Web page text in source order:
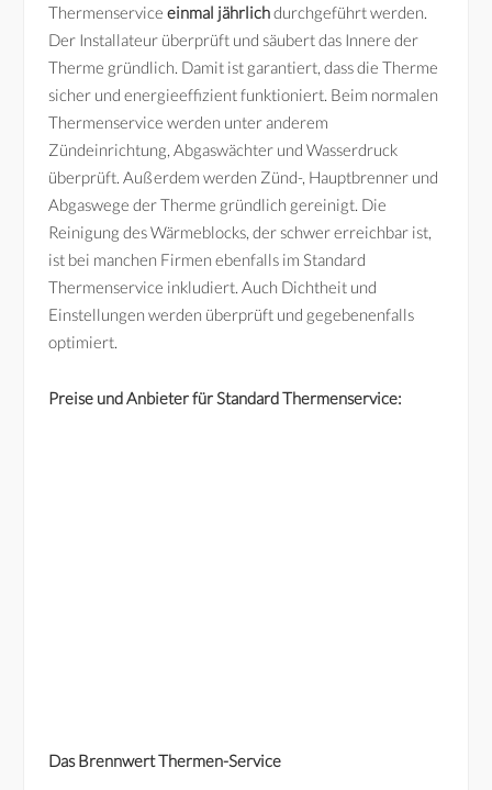
Thermenservice einmal jährlichdurchgeführt werden.
Der Installateur überprüft und säubert das Innere der
Therme gründlich. Damit ist garantiert, dass die Therme
sicher und energieeffizient funktioniert. Beim normalen
Thermenservice werden unter anderem
Zündeinrichtung, Abgaswächter und Wasserdruck
überprüft. Außerdem werden Zünd-, Hauptbrenner und
Abgaswege der Therme gründlich gereinigt. Die
Reinigung des Wärmeblocks, der schwer erreichbar ist,
ist bei manchen Firmen ebenfalls im Standard
Thermenservice inkludiert. Auch Dichtheit und
Einstellungen werden überprüft und gegebenenfalls
optimiert.
Preise und Anbieter für Standard Thermenservice:
Das Brennwert Thermen-Service